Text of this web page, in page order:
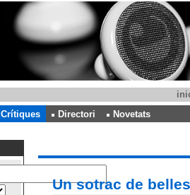
Crítiques Directori Novetats
Un sotrac de